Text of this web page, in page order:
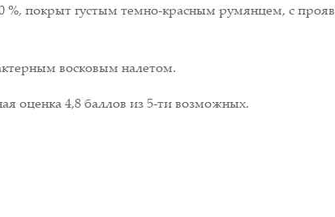
%, покрыт густым темно-красным румянцем, с
восковым налетом.
оценка 4,8 баллов из 5-ти возможных.